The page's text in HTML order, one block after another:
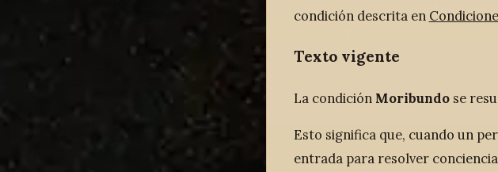
condición descrita en
Texto vigente
La condición Moribundose
Esto significa que, cuando un
entrada para resolver